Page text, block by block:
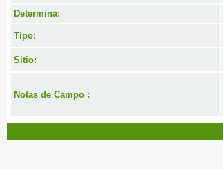
Determina:
Tipo:
Sitio:
Notas de Campo :